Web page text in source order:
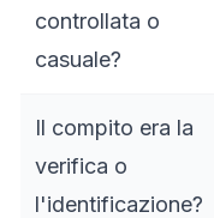
controllata o
casuale?
Il compito era la
verifica o
l'identificazione?